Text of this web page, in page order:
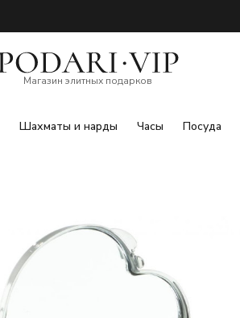
Магазин элитных подарков
Шахматы и нарды Часы Посуда